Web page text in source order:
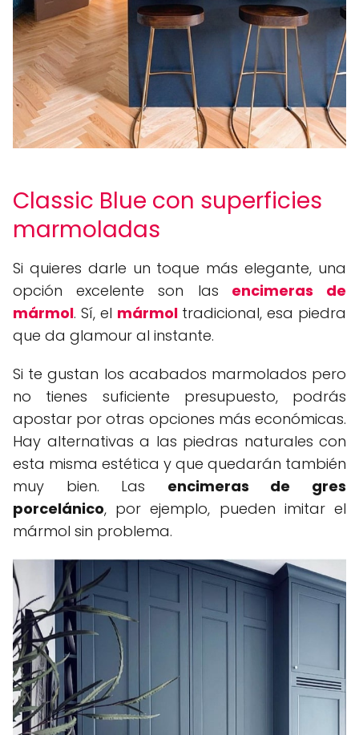
Classic Blue con superficies
marmoladas
Si quieres darle un toque más elegante, una
opción excelente son las encimeras de
mármol. Sí, el mármoltradicional, esa piedra
que da glamour al instante.
Si te gustan los acabados marmolados pero
no tienes suficiente presupuesto, podrás
apostar por otras opciones más económicas.
Hay alternativas a las piedras naturales con
esta misma estética y que quedarán también
muy bien. Las encimeras de gres
porcelánico, por ejemplo, pueden imitar el
mármol sin problema.